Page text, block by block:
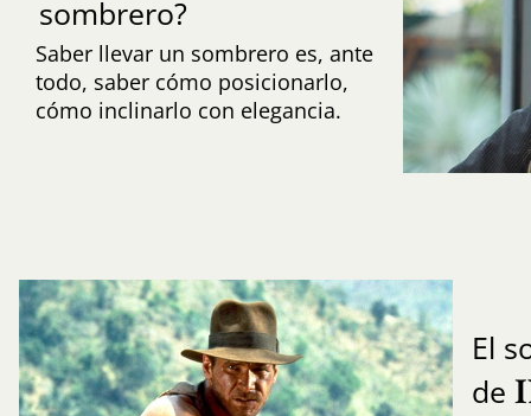
sombrero?
Saber llevar un sombrero es, ante
todo, saber cómo posicionarlo,
cómo inclinarlo con elegancia.
El
de